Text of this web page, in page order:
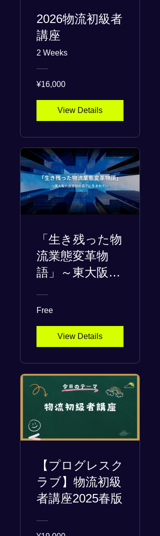
2026物流初級者
講座
2 Weeks
¥16,000
View Details
「生き残った物
流業態変革物
語」～東大阪の
生まれて～
Free
View Details
【プログレスク
ラブ】物流初級
者講座2025春版